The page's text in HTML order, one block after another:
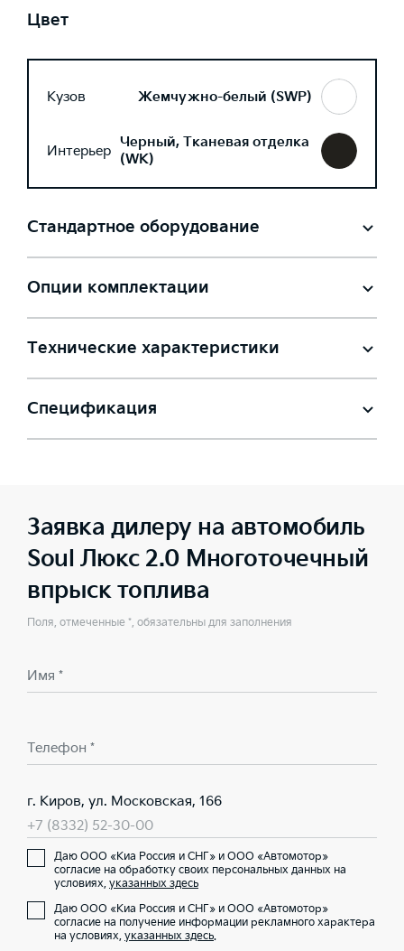
Цвет
Кузов Жемчужно-белый (SWP)
Интерьер Черный, Тканевая отделка
(WK)
Стандартное оборудование
Опции комплектации
Технические характеристики
Спецификация
Заявка дилеру на автомобиль
Soul Люкс 2.0 Многоточечный
впрыск топлива
Поля, отмеченные *, обязательны для заполнения
Имя *
Телефон *
г. Киров, ул. Московская, 166
+7 (8332) 52-30-00
Даю ООО «Киа Россия и СНГ» и ООО «Автомотор»
согласие на обработку своих персональных данных на
условиях, указанных здесь
Даю ООО «Киа Россия и СНГ» и ООО «Автомотор»
согласие на получение информации рекламного характера
на условиях, указанных здесь.